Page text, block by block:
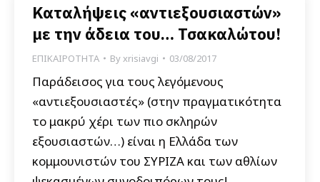
Καταλήψεις «αντιεξουσιαστών»
με την άδεια του… Τσακαλώτου!
ΕΠΙΚΑΙΡΟΤΗΤΑ Byxrisiavgi 03/08/2017
Παράδεισος για τους λεγόμενους
«αντιεξουσιαστές» (στην πραγματικότητα
το μακρύ χέρι των πιο σκληρών
εξουσιαστών…) είναι η Ελλάδα των
κομμουνιστών του ΣΥΡΙΖΑ και των αθλίων